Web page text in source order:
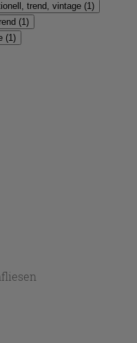
trend, vintage (1)
(1)
(1)